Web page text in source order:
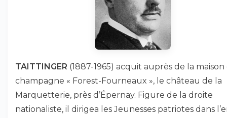
TAITTINGER (1887-1965) acquit auprès de la maison
champagne « Forest-Fourneaux », le château de la
Marquetterie, près d’Épernay. Figure de la droite
nationaliste, il dirigea les Jeunesses patriotes dans